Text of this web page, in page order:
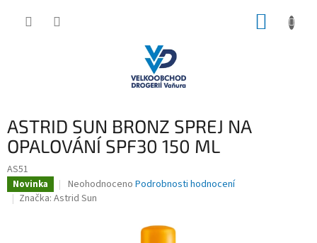
ASTRID SUN BRONZ SPREJ NA
OPALOVÁNÍ SPF30 150 ML
AS51
Novinka
Průměrné
hodnocení
Neohodnoceno Podrobnosti hodnocení
Značka: Astrid Sun